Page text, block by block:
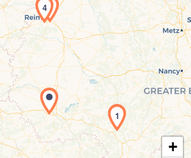
de la carte en cours...
1
3
4
+